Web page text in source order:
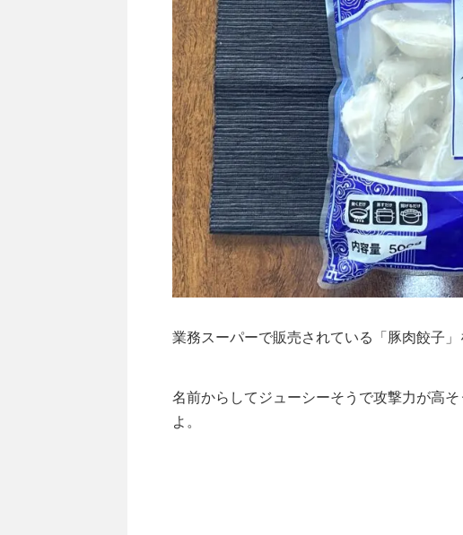
業務スーパーで販売されている「豚肉餃子」
名前からしてジューシーそうで攻撃力が高
よ。